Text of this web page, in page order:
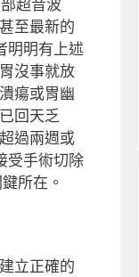
超音波
至最新的
明明有上述
沒事就放
瘍或胃幽
回天乏
過兩週或
受手術切除
所在。
立正確的